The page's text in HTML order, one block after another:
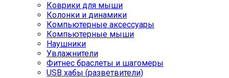
Коврики для мыши
Колонки и динамики
Компьютерные аксессуары
Компьютерные мыши
Наушники
Увлажнители
Фитнес браслеты и шагомеры
USB хабы (разветвители)